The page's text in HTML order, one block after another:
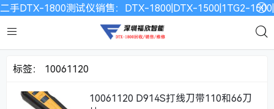
二手DTX-1800测试仪销售：DTX-1800|DTX-1500|1TG2-
标签： 10061120
10061120 D914S打线刀带110和66刀